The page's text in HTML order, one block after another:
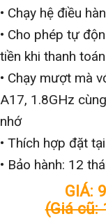
• Chạy hệ điều
• Cho phép tự
tiền khi thanh toán
• Chạy mượt mà
A17, 1.8GHz cùng
nhớ
• Thích hợp đặt
• Bảo hành: 12
GIÁ:
(Giá cũ: